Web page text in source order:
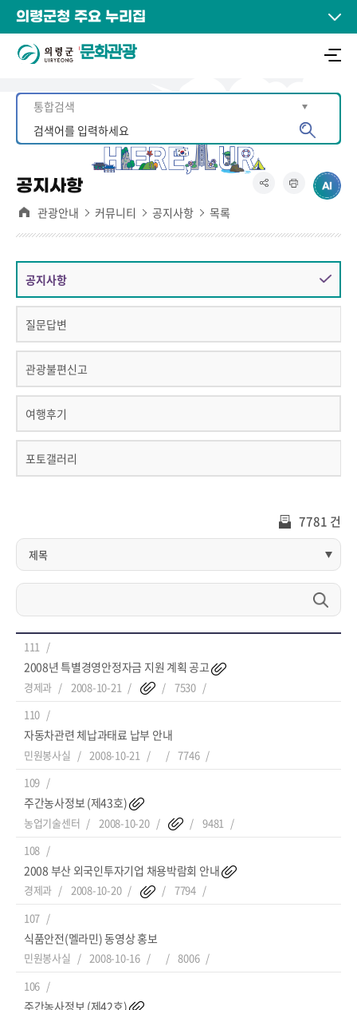
의령군청 주요 누리집
문화관광
공지사항
관광안내 커뮤니티 공지사항 목록
공지사항
질문답변
관광불편신고
여행후기
포토갤러리
7781 건
111
2008년 특별경영안정자금 지원 계획 공고
경제과 2008-10-21
7530
110
자동차관련 체납과태료 납부 안내
민원봉사실 2008-10-21
7746
109
주간농사정보 (제43호)
농업기술센터 2008-10-20
9481
108
2008 부산 외국인투자기업 채용박람회 안내
경제과 2008-10-20
7794
107
식품안전(멜라민) 동영상 홍보
민원봉사실 2008-10-16
8006
106
주간농사정보 (제42호)